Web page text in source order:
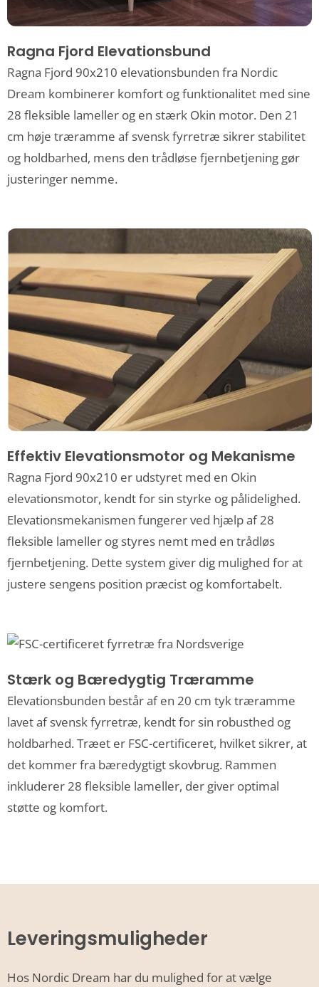
Ragna Fjord Elevationsbund
Ragna Fjord 90x210 elevationsbunden fra Nordic
Dream kombinerer komfort og funktionalitet med sine
28 fleksible lameller og en stærk Okin motor. Den 21
cm høje træramme af svensk fyrretræ sikrer stabilitet
og holdbarhed, mens den trådløse fjernbetjening gør
justeringer nemme.
Effektiv Elevationsmotor og Mekanisme
Ragna Fjord 90x210 er udstyret med en Okin
elevationsmotor, kendt for sin styrke og pålidelighed.
Elevationsmekanismen fungerer ved hjælp af 28
fleksible lameller og styres nemt med en trådløs
fjernbetjening. Dette system giver dig mulighed for at
justere sengens position præcist og komfortabelt.
Stærk og Bæredygtig Træramme
Elevationsbunden består af en 20 cm tyk træramme
lavet af svensk fyrretræ, kendt for sin robusthed og
holdbarhed. Træet er FSC-certificeret, hvilket sikrer, at
det kommer fra bæredygtigt skovbrug. Rammen
inkluderer 28 fleksible lameller, der giver optimal
støtte og komfort.
Leveringsmuligheder
Hos Nordic Dream har du mulighed for at vælge